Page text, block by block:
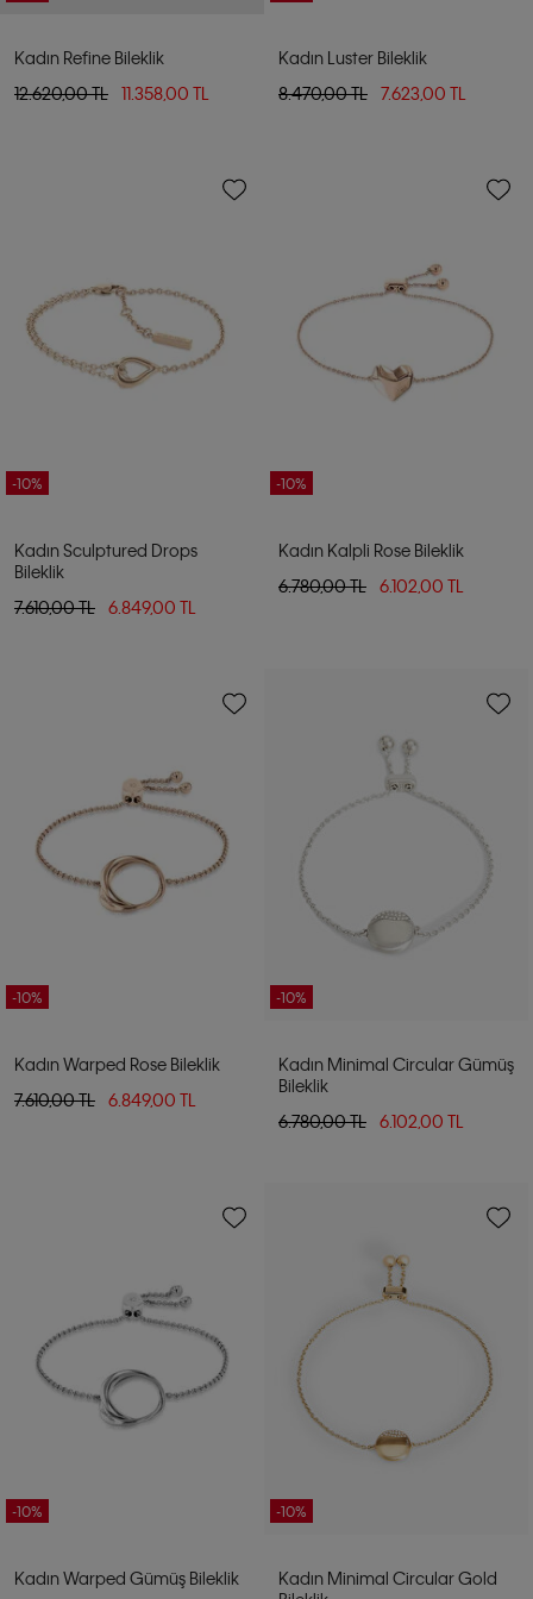
Kadın Refine Bileklik
12.620,00 TL
11.358,00 TL
Kadın Luster Bileklik
8.470,00 TL
7.623,00 TL
-10%
Kadın Sculptured Drops
Bileklik
7.610,00 TL
6.849,00 TL
-10%
Kadın Kalpli Rose Bileklik
6.780,00 TL
6.102,00 TL
-10%
Kadın Warped Rose Bileklik
7.610,00 TL
6.849,00 TL
-10%
Kadın Minimal Circular Gümüş
Bileklik
6.780,00 TL
6.102,00 TL
-10%
Kadın Warped Gümüş Bileklik
-10%
Kadın Minimal Circular Gold